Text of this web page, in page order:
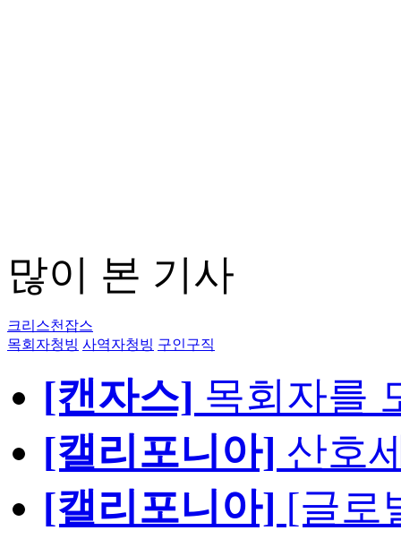
많이 본 기사
크리스천잡스
목회자청빙 사역자청빙 구인구직
[캔자스] 목회자를
[캘리포니아] 산호
[캘리포니아] [글로